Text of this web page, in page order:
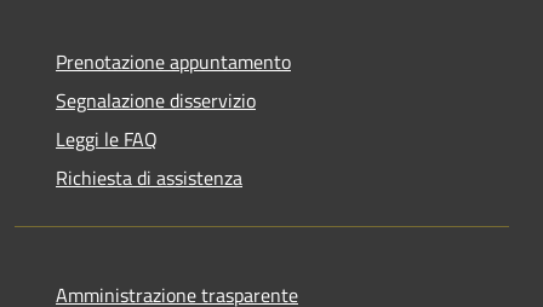
Prenotazione appuntamento
Segnalazione disservizio
Leggi le FAQ
Richiesta di assistenza
Amministrazione trasparente